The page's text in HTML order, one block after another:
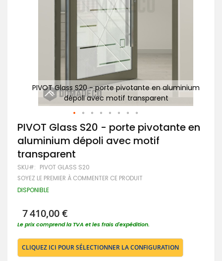
PIVOT Glass S20 - porte pivotante en aluminium
dépoli avec motif transparent
Passer
au
début
de
la
Galerie
d’images
PIVOT Glass S20 - porte pivotante en
aluminium dépoli avec motif
transparent
SKU PIVOT GLASS S20
SOYEZ LE PREMIER À COMMENTER CE PRODUIT
DISPONIBLE
7 410,00 €
Le prix comprend la TVA et les frais d'expédition.
CLIQUEZ ICI POUR SÉLECTIONNER LA CONFIGURATION